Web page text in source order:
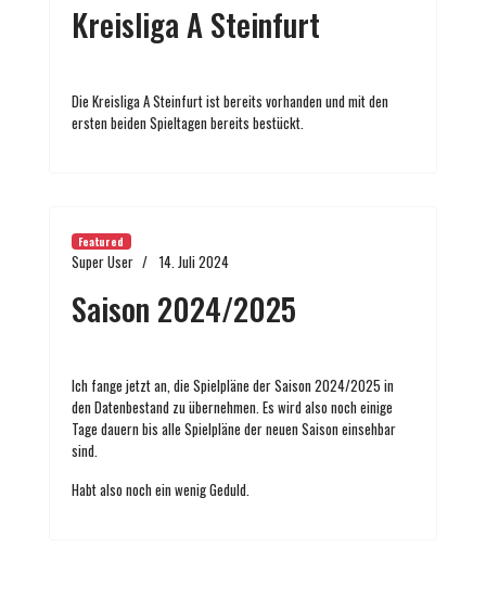
Kreisliga A Steinfurt
Die Kreisliga A Steinfurt ist bereits vorhanden und mit den
ersten beiden Spieltagen bereits bestückt.
Featured
Super User 14. Juli 2024
Saison 2024/2025
Ich fange jetzt an, die Spielpläne der Saison 2024/2025 in
den Datenbestand zu übernehmen. Es wird also noch einige
Tage dauern bis alle Spielpläne der neuen Saison einsehbar
sind.
Habt also noch ein wenig Geduld.